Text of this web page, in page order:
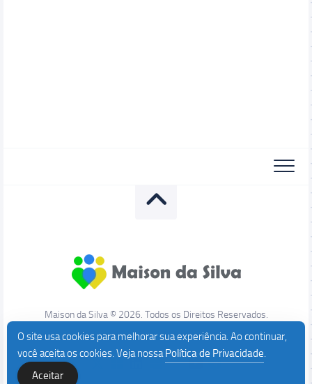
Maison da Silva © 2026. Todos os Direitos Reservados.
O site usa cookies para melhorar sua experiência. Ao continuar,
você aceita os cookies. Veja nossaPolítica de Privacidade.
Aceitar